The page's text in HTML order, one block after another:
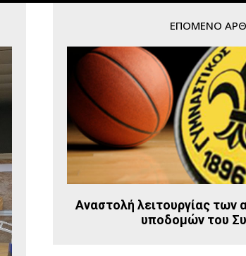
ΕΠΌΜΕΝΟ
Αναστολή λειτουργίας των
υποδομών του